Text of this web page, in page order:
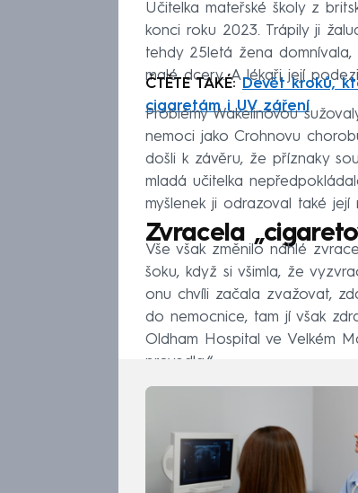
Učitelka mateřské školy z
konci roku 2023. Trápily ji
tehdy 25letá žena
malé dcery. A lékaři její
ČTĚTE TAKÉ:Devět kroků,
cigaretám i UV záření
Problémy Wakelinovou
nemoci jako Crohnovu
došli k závěru, že příznaky
mladá učitelka
myšlenek ji odrazoval také její
Zvracela
Vše však změnilo náhlé
šoku, když si všimla, že
onu chvíli začala zvažovat,
do nemocnice, tam jí však
Oldham Hospital ve Velkém
provedla.“